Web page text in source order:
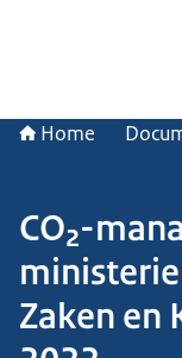
Home
CO₂-
Zaken en